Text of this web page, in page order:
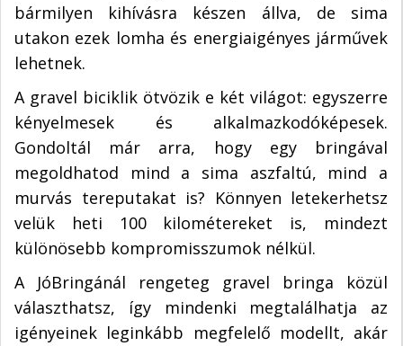
bármilyen kihívásra készen állva, de sima
utakon ezek lomha és energiaigényes járművek
lehetnek.
A gravel biciklik ötvözik e két világot: egyszerre
kényelmesek és alkalmazkodóképesek.
Gondoltál már arra, hogy egy bringával
megoldhatod mind a sima aszfaltú, mind a
murvás tereputakat is? Könnyen letekerhetsz
velük heti 100 kilométereket is, mindezt
különösebb kompromisszumok nélkül.
A JóBringánál rengeteg gravel bringa közül
választhatsz, így mindenki megtalálhatja az
igényeinek leginkább megfelelő modellt, akár